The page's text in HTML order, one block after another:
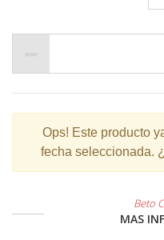
Ops! Este producto
fecha seleccionada.
Beto
MAS